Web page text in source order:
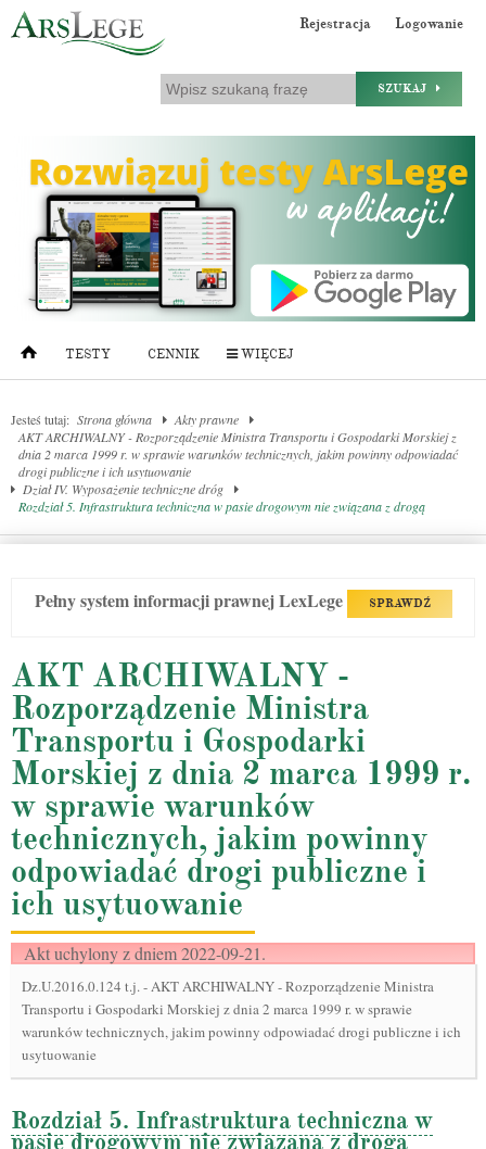
Rejestracja Logowanie
SZUKAJ
TESTY CENNIK WIĘCEJ
Jesteś tutaj: Strona główna
Akty prawne
AKT ARCHIWALNY - Rozporządzenie Ministra Transportu i Gospodarki Morskiej z
dnia 2 marca 1999 r. w sprawie warunków technicznych, jakim powinny odpowiadać
drogi publiczne i ich usytuowanie
Dział IV. Wyposażenie techniczne dróg
Rozdział 5. Infrastruktura techniczna w pasie drogowym nie związana z drogą
Pełny system informacji prawnej LexLege SPRAWDŹ
AKT ARCHIWALNY -
Rozporządzenie Ministra
Transportu i Gospodarki
Morskiej z dnia 2 marca 1999 r.
w sprawie warunków
technicznych, jakim powinny
odpowiadać drogi publiczne i
ich usytuowanie
Akt uchylony z dniem 2022-09-21.
Dz.U.2016.0.124 t.j.-AKT ARCHIWALNY - Rozporządzenie Ministra
Transportu i Gospodarki Morskiej z dnia 2 marca 1999 r. w sprawie
warunków technicznych, jakim powinny odpowiadać drogi publiczne i ich
usytuowanie
Rozdział 5. Infrastruktura techniczna w
pasie drogowym nie związana z drogą